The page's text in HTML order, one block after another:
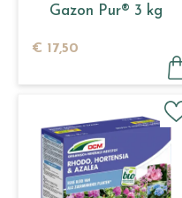
Gazon Pur® 3 kg
€ 17,50